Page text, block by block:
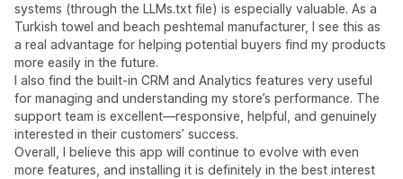
systems (through the LLMs.txt file) is especially valuable. As a
Turkish towel and beach peshtemal manufacturer, I see this as
a real advantage for helping potential buyers find my products
more easily in the future.
I also find the built-in CRM and Analytics features very useful
for managing and understanding my store’s performance. The
support team is excellent—responsive, helpful, and genuinely
interested in their customers’ success.
Overall, I believe this app will continue to evolve with even
more features, and installing it is definitely in the best interest